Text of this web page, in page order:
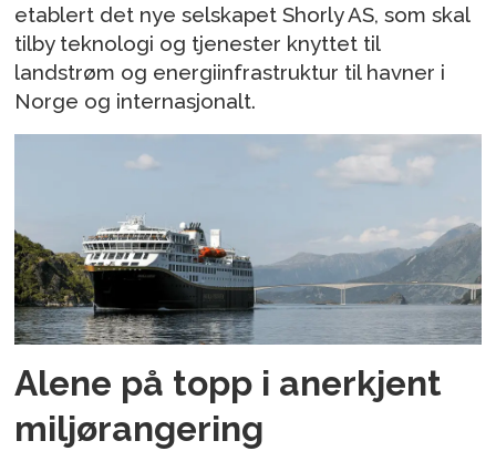
etablert det nye selskapet Shorly AS, som skal
tilby teknologi og tjenester knyttet til
landstrøm og energiinfrastruktur til havner i
Norge og internasjonalt.
Alene på topp i anerkjent
miljørangering